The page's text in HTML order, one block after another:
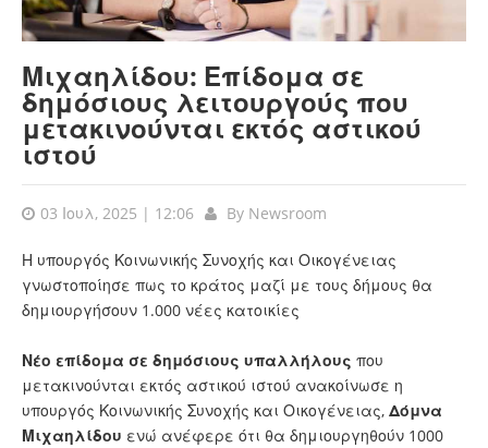
Μιχαηλίδου: Επίδομα σε
δημόσιους λειτουργούς που
μετακινούνται εκτός αστικού
ιστού
03 Ιουλ, 2025 | 12:06 By Newsroom
Η υπουργός Κοινωνικής Συνοχής και Οικογένειας
γνωστοποίησε πως το κράτος μαζί με τους δήμους θα
δημιουργήσουν 1.000 νέες κατοικίες
Νέο επίδομα σε δημόσιους υπαλλήλους που
μετακινούνται εκτός αστικού ιστού ανακοίνωσε η
υπουργός Κοινωνικής Συνοχής και Οικογένειας, Δόμνα
Μιχαηλίδου ενώ ανέφερε ότι θα δημιουργηθούν 1000